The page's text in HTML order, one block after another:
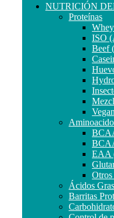
NUTRICIÓN
Proteínas
ISO
Beef
EAA
Ácidos
Barritas